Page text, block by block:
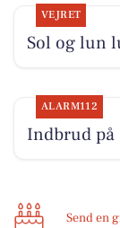
VEJRET
Sol og lun
ALARM112
Indbrud på
Send en